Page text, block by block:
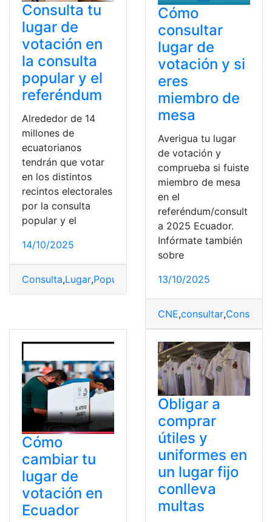
Consulta tu
lugar de
votación en
la consulta
popular y el
referéndum
Alrededor de 14
millones de
ecuatorianos
tendrán que votar
en los distintos
recintos electorales
por la consulta
popular y el
14/10/2025
Consulta,Lugar,Popular referéndum,Votación
Cómo
consultar
lugar de
votación y si
eres
miembro de
mesa
Averigua tu lugar
de votación y
comprueba si fuiste
miembro de mesa
en el
referéndum/consult
a 2025 Ecuador.
Infórmate también
sobre
13/10/2025
CNE,consultar,
Cómo
cambiar tu
lugar de
votación en
Ecuador
Obligar a
comprar
útiles y
uniformes en
un lugar fijo
conlleva
multas